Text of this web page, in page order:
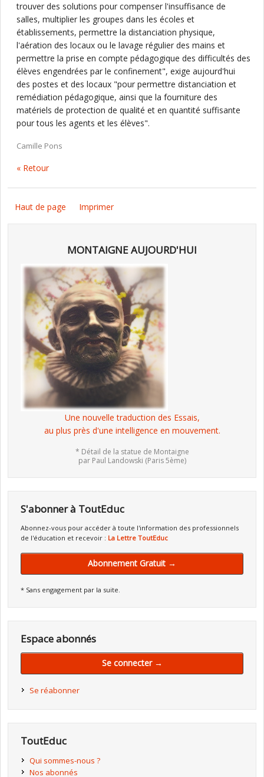
trouver des solutions pour compenser l'insuffisance de
salles, multiplier les groupes dans les écoles et
établissements, permettre la distanciation physique,
l'aération des locaux ou le lavage régulier des mains et
permettre la prise en compte pédagogique des difficultés des
élèves engendrées par le confinement", exige aujourd'hui
des postes et des locaux "pour permettre distanciation et
remédiation pédagogique, ainsi que la fourniture des
matériels de protection de qualité et en quantité suffisante
pour tous les agents et les élèves".
Camille Pons
« Retour
Haut de page Imprimer
MONTAIGNE AUJOURD'HUI
Une nouvelle traduction des Essais,
au plus près d'une intelligence en mouvement.
* Détail de la statue de Montaigne
par Paul Landowski (Paris 5ème)
S'abonner à ToutEduc
Abonnez-vous pour accéder à toute l'information des professionnels
de l'éducation et recevoir : La Lettre ToutEduc
Abonnement Gratuit →
* Sans engagement par la suite.
Espace abonnés
Se connecter →
Se réabonner
ToutEduc
Qui sommes-nous ?
Nos abonnés